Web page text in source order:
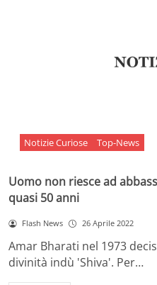
Notizie Curiose Top-News
Uomo non riesce ad
quasi 50 anni
Flash News 26 Aprile 2022
Amar Bharati nel 1973
divinità indù 'Shiva'. Per…